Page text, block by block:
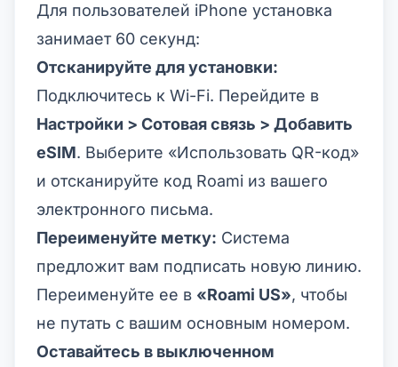
Для пользователей iPhone установка
занимает 60 секунд:
Отсканируйте для установки:
Подключитесь к Wi-Fi. Перейдите в
Настройки > Сотовая связь > Добавить
eSIM. Выберите «Использовать QR-код»
и отсканируйте код Roami из вашего
электронного письма.
Переименуйте метку: Система
предложит вам подписать новую линию.
Переименуйте ее в «Roami US», чтобы
не путать с вашим основным номером.
Оставайтесь в выключенном